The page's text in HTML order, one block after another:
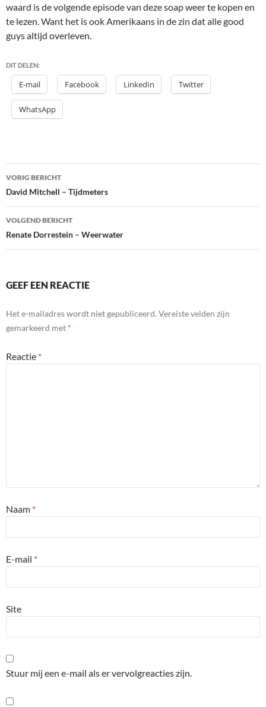
waard is de volgende episode van deze soap weer te kopen en
te lezen. Want het is ook Amerikaans in de zin dat alle good
guys altijd overleven.
DIT DELEN:
E-mail Facebook LinkedIn Twitter
WhatsApp
Bericht
navigatie
VORIG BERICHT
David Mitchell – Tijdmeters
VOLGEND BERICHT
Renate Dorrestein – Weerwater
GEEF EEN REACTIE
Het e-mailadres wordt niet gepubliceerd. Vereiste velden zijn
gemarkeerd met *
Reactie *
Naam *
E-mail *
Site
Stuur mij een e-mail als er vervolgreacties zijn.